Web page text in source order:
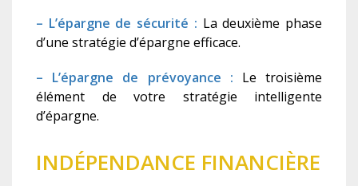
– L’épargne de sécurité : La deuxième phase
d’une stratégie d’épargne efficace.
– L’épargne de prévoyance : Le troisième
élément de votre stratégie intelligente
d’épargne.
INDÉPENDANCE FINANCIÈRE